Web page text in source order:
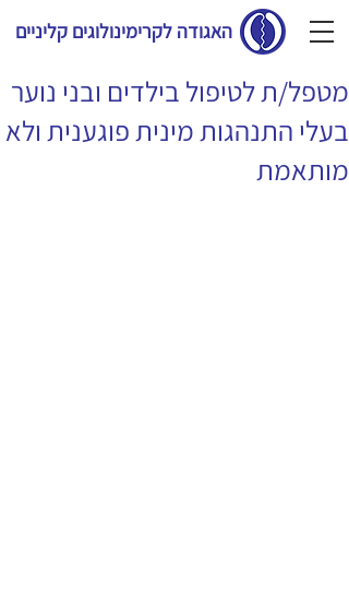
האגודה לקרימינולוגים קליניים
מטפל/ת לטיפול בילדים ובני נוער
בעלי התנהגות מינית פוגענית ולא
מותאמת